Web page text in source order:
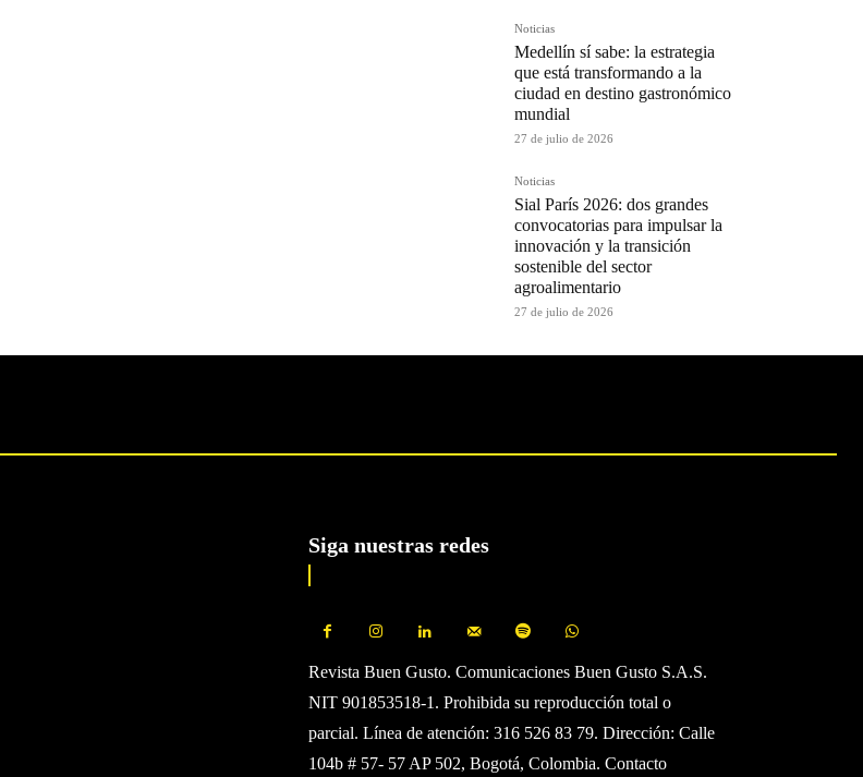
Noticias
Medellín sí sabe: la estrategia
que está transformando a la
ciudad en destino gastronómico
mundial
27 de julio de 2026
Noticias
Sial París 2026: dos grandes
convocatorias para impulsar la
innovación y la transición
sostenible del sector
agroalimentario
27 de julio de 2026
Siga nuestras redes
Revista Buen Gusto. Comunicaciones Buen Gusto S.A.S.
NIT 901853518-1. Prohibida su reproducción total o
parcial. Línea de atención: 316 526 83 79. Dirección: Calle
104b # 57- 57 AP 502, Bogotá, Colombia. Contacto